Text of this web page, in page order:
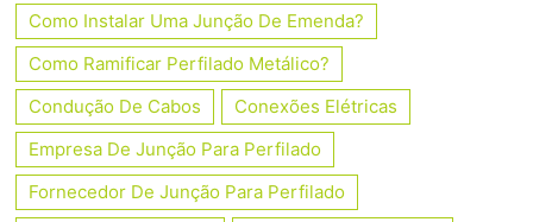
Como Instalar Uma Junção De Emenda?
Como Ramificar Perfilado Metálico?
Condução De Cabos
Conexões Elétricas
Empresa De Junção Para Perfilado
Fornecedor De Junção Para Perfilado